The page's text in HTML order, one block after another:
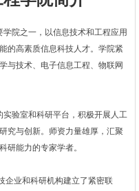
院之一，以信息技术和工程应用
的高素质信息科技人才。学院紧
与技术、电子信息工程、物联网
验室和科研平台，积极开展人工
究与创新。师资力量雄厚，汇聚
研能力的专家学者。
业和科研机构建立了紧密联